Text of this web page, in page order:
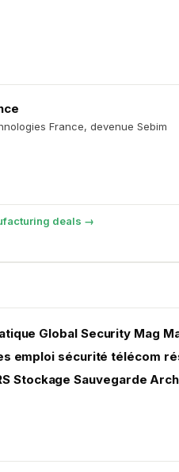
France, devenue Sebim
deals →
Global Security Mag
emploi sécurité télécom
Stockage Sauvegarde